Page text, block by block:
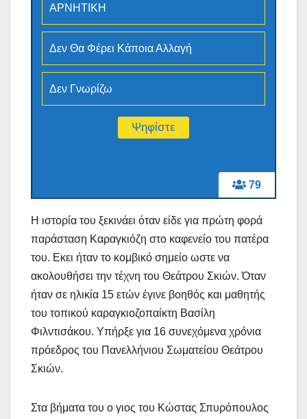
79
ΑΡΝΗΤΙΚΗ
Δεν Θα Φέρει Κάποια Αλλαγή
Δεν Γνωρίζω
Η ιστορία του ξεκινάει όταν είδε για πρώτη φορά
παράσταση Καραγκιόζη στο καφενείο του πατέρα
του. Εκει ήταν το κομβικό σημείο ωστε να
ακολουθήσει την τέχνη του Θεάτρου Σκιών. Όταν
ήταν σε ηλικία 15 ετών έγινε βοηθός και μαθητής
του τοπικού καραγκιοζοπαίκτη Βασίλη
Φιλντισάκου. Υπήρξε για 16 συνεχόμενα χρόνια
πρόεδρος του Πανελλήνιου Σωματείου Θεάτρου
Σκιών.
Στα βήματα του ο γιος του Κώστας Σπυρόπουλος